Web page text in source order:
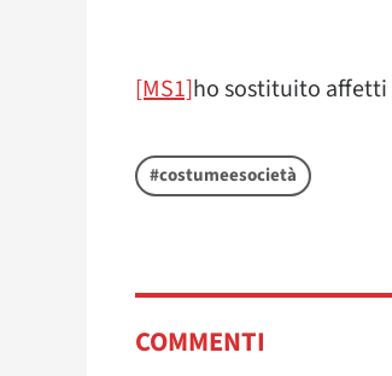
[MS1]ho sostituito affetti
#costumeesocietà
COMMENTI